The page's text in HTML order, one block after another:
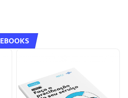
EBOOKS